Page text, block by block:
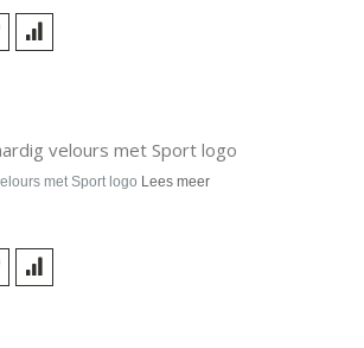
velours met Sport logo
met Sport logo Lees meer